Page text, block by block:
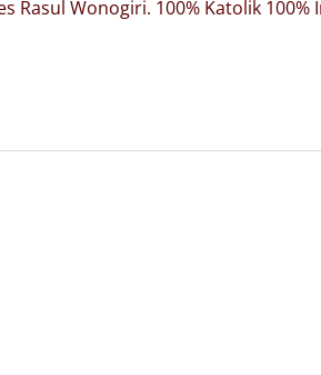
Rasul Wonogiri. 100% Katolik 100%